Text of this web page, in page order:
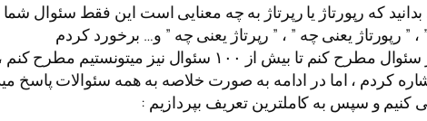
بدانید که رپورتاژ یا رپرتاژ به چه معنایی است این فقط سئوال
رپورتاژ یعنی چه ” ، ” رپرتاژ یعنی چه ” و… برخورد کردم
تعداد سئوالات واقعا به حدی بود که اگر میخواستم در رابطه با معنای رپرتاژ یا رپورتاژ سئوال مطرح
کردم ، اما در ادامه به صورت خلاصه به همه سئوالات پاسخ
کنیم و سپس به کاملترین تعریف بپردازیم :